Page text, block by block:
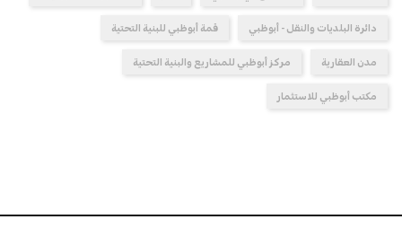
دائرة البلديات والنقل - أبوظبي قمة أبوظبي للبنية التحتية
مدن العقارية مركز أبوظبي للمشاريع والبنية التحتية
مكتب أبوظبي للاستثمار